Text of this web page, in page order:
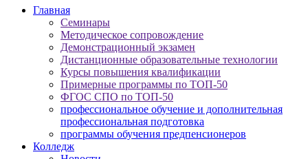
Главная
Семинары
Методическое сопровождение
Демонстрационный экзамен
Дистанционные образовательные технологии
Курсы повышения квалификации
Примерные программы по ТОП-50
ФГОС СПО по ТОП-50
профессиональное обучение и дополнительная
профессиональная подготовка
программы обучения предпенсионеров
Колледж